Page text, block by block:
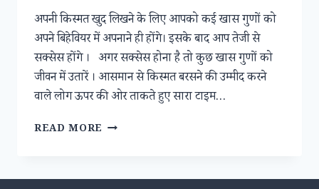
अपनी किस्मत खुद लिखने के लिए आपको कई खास गुणों को
अपने बिहेवियर में अपनाने ही होंगे। इसके बाद आप तेजी से
सक्सेस होंगे । अगर सक्सेस होना है तो कुछ खास गुणों को
जीवन में उतारें । आसमान से किस्मत बरसने की उम्मीद करने
वाले लोग ऊपर की ओर ताकते हुए सारा टाइम…
READ MORE किस्मत